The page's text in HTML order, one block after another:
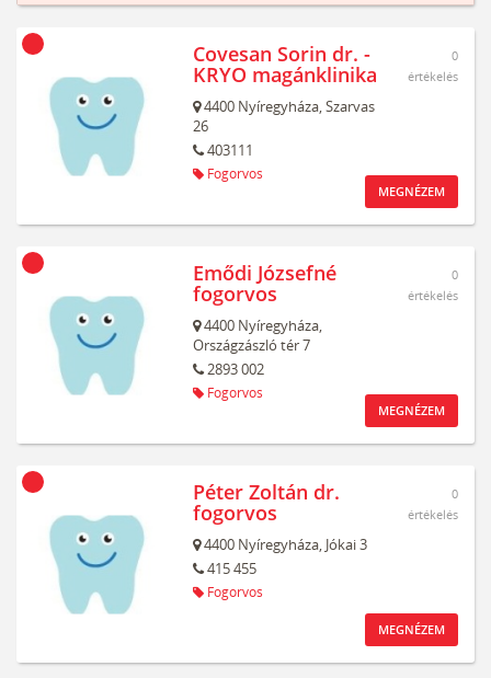
Covesan Sorin dr. -
KRYO magánklinika
4400 Nyíregyháza,Szarvas
26
403111
Fogorvos
0
értékelés
MEGNÉZEM
Emődi Józsefné
fogorvos
4400 Nyíregyháza,
Országzászló tér 7
2893 002
Fogorvos
0
értékelés
MEGNÉZEM
Péter Zoltán dr.
fogorvos
4400 Nyíregyháza, Jókai 3
415 455
Fogorvos
0
értékelés
MEGNÉZEM